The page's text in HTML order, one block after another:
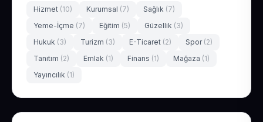
Hizmet (10) Kurumsal (7) Sağlık (7)
Yeme-İçme (7) Eğitim (5) Güzellik (3)
Hukuk (3) Turizm (3) E-Ticaret (2) Spor (2)
Tanıtım (2) Emlak (1) Finans (1) Mağaza (1)
Yayıncılık (1)